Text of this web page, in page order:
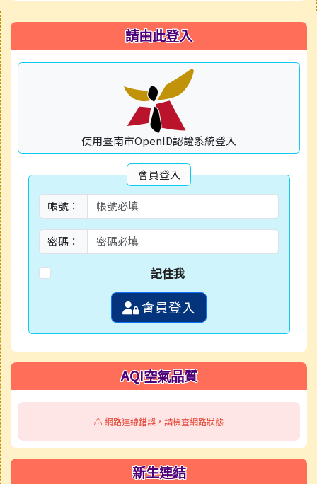
右邊區域內容 請由此登入
使用臺南市OpenID認證系統登入
會員登入
帳號：
密碼：
記住我
會員登入
AQI空氣品質
⚠️ 網路連線錯誤，請檢查網路狀態
新生連結